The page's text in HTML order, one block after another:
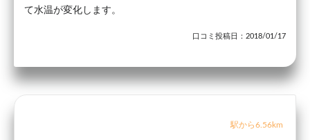
て水温が変化します。
口コミ投稿日：2018/01/17
駅から6.56km